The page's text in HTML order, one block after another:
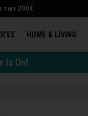
των 200€
HOME & LIVING
is On!